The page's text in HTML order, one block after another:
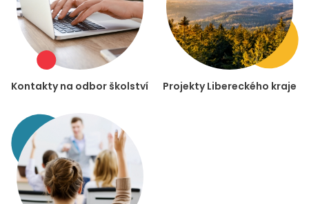
Kontakty na odbor školství Projekty Libereckého kraje